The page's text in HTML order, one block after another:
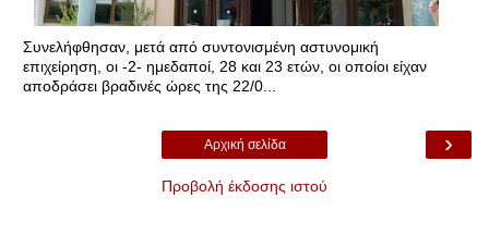
Συνελήφθησαν, μετά από συντονισμένη αστυνομική
επιχείρηση, οι -2- ημεδαποί, 28 και 23 ετών, οι οποίοι είχαν
αποδράσει βραδινές ώρες της 22/0...
›
Αρχική σελίδα
Προβολή έκδοσης ιστού